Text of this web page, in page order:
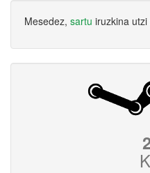
Mesedez, sartu iruzkina